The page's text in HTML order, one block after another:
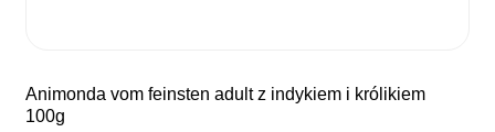
animonda vom feinsten adult z indykiem i królikiem
100g